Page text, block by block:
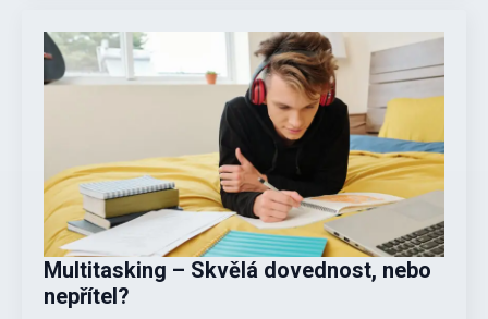
Multitasking – Skvělá dovednost, nebo
nepřítel?